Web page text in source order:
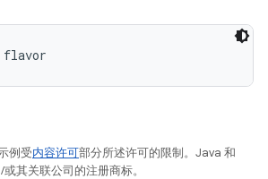
例受内容许可部分所述许可的限制。Java 和
其关联公司的注册商标。